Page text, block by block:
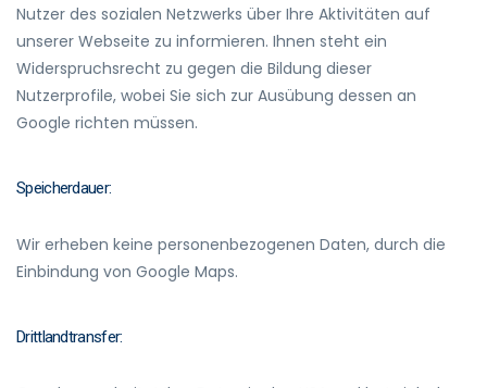
Nutzer des sozialen Netzwerks über Ihre Aktivitäten auf
unserer Webseite zu informieren. Ihnen steht ein
Widerspruchsrecht zu gegen die Bildung dieser
Nutzerprofile, wobei Sie sich zur Ausübung dessen an
Google richten müssen.
Speicherdauer:
Wir erheben keine personenbezogenen Daten, durch die
Einbindung von Google Maps.
Drittlandtransfer: